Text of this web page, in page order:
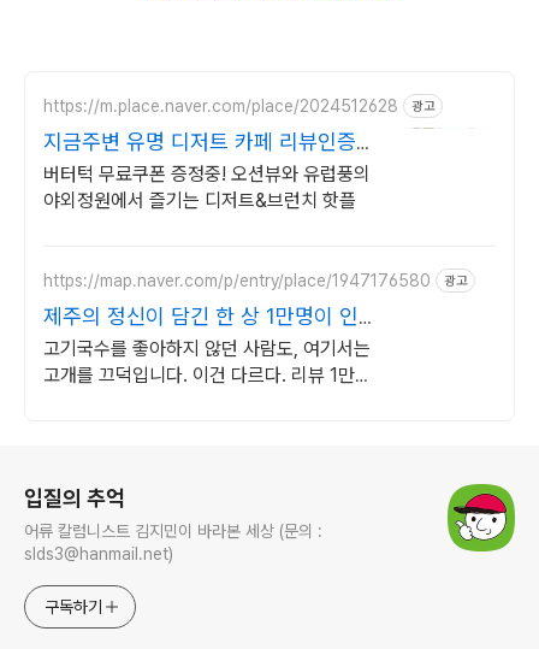
https://m.place.naver.com/place/2024512628 광고
지금주변 유명 디저트 카페 리뷰인증된
핫플!별점4.83
버터턱 무료쿠폰 증정중! 오션뷰와 유럽풍의
야외정원에서 즐기는 디저트&브런치 핫플
https://map.naver.com/p/entry/place/1947176580 광고
제주의 정신이 담긴 한 상 1만명이 인
정한 현지인 국수
고기국수를 좋아하지 않던 사람도, 여기서는
고개를 끄덕입니다. 이건 다르다. 리뷰 1만
입질의 추억
어류 칼럼니스트 김지민이 바라본 세상 (문의 :
slds3@hanmail.net)
구독하기